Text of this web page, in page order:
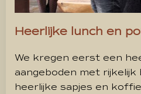
Heerlijke lunch en
We kregen eerst een
aangeboden met rijkelijk
heerlijke sapjes en